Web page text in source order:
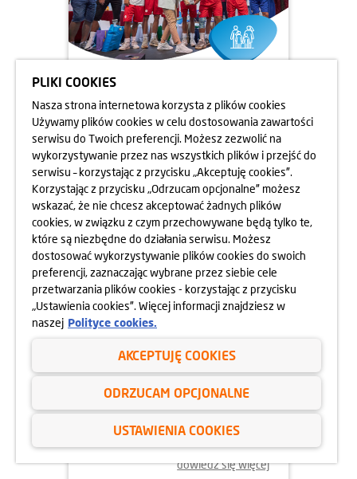
12.08.2024
MISTRZOSTWA ŚWIATA DZIECI
Z DOMÓW DZIECKA
dowiedz się więcej
15.07.2024
FIRMOWY SPŁYW KAJAKOWY ZE
SPRZĄTANIEM RZEKI
dowiedz się więcej
PLIKI COOKIES
Nasza strona internetowa korzysta z plików cookies
Używamy plików cookies w celu dostosowania zawartości
serwisu do Twoich preferencji. Możesz zezwolić na
wykorzystywanie przez nas wszystkich plików i przejść do
serwisu – korzystając z przycisku „Akceptuję cookies”.
Korzystając z przycisku „Odrzucam opcjonalne” możesz
wskazać, że nie chcesz akceptować żadnych plików
cookies, w związku z czym przechowywane będą tylko te,
które są niezbędne do działania serwisu. Możesz
dostosować wykorzystywanie plików cookies do swoich
preferencji, zaznaczając wybrane przez siebie cele
przetwarzania plików cookies - korzystając z przycisku
„Ustawienia cookies”. Więcej informacji znajdziesz w
naszej Polityce cookies.
AKCEPTUJĘ COOKIES
ODRZUCAM OPCJONALNE
USTAWIENIA COOKIES